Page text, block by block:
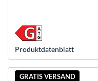
Produkt­datenblatt
GRATIS VERSAND